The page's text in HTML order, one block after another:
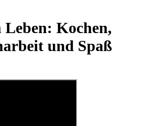
Leben: Kochen,
und Spaß